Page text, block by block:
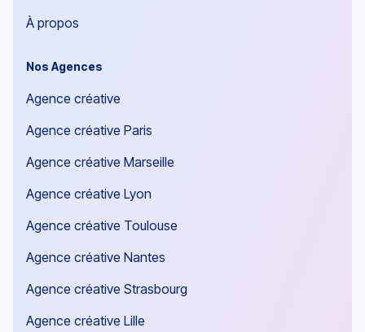
À propos
Nos Agences
Agence créative
Agence créative Paris
Agence créative Marseille
Agence créative Lyon
Agence créative Toulouse
Agence créative Nantes
Agence créative Strasbourg
Agence créative Lille